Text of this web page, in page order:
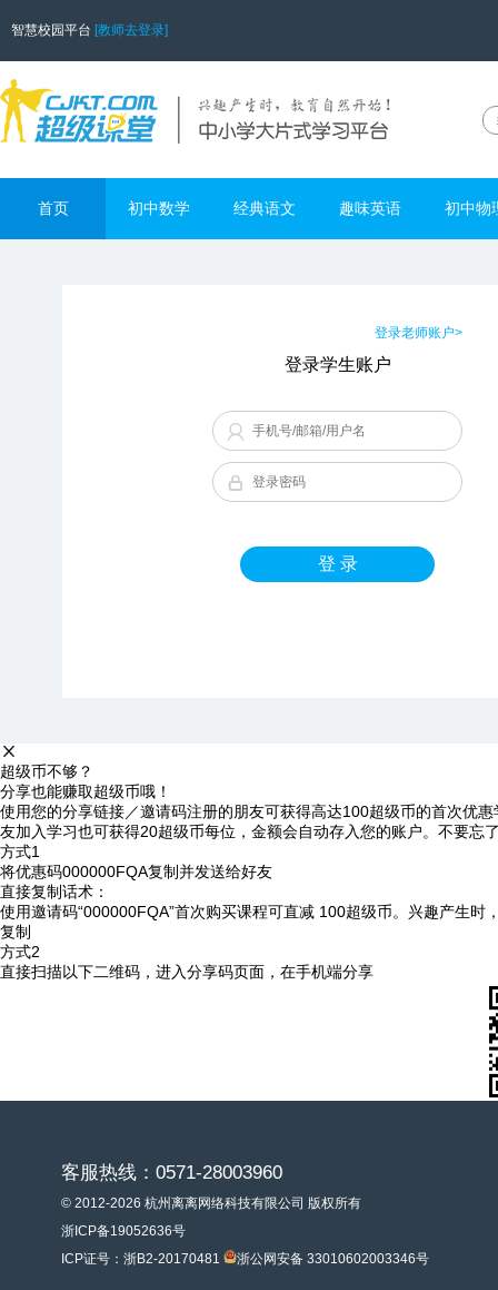
智慧校园平台 [教师去登录]
首页 初中数学 经典语文 趣味英语 初中物
登录老师账户>
登录学生账户
登 录
超级币不够？
分享也能赚取超级币哦！
使用您的分享链接／邀请码注册的朋友可获得高达100超级币的首次优
友加入学习也可获得20超级币每位，金额会自动存入您的账户。不要忘
方式1
将优惠码000000FQA复制并发送给好友
直接复制话术：
使用邀请码“000000FQA”首次购买课程可直减 100超级币。兴趣产生时
复制
方式2
直接扫描以下二维码，进入分享码页面，在手机端分享
客服热线：0571-28003960
© 2012-2026 杭州离离网络科技有限公司 版权所有
浙ICP备19052636号
ICP证号：浙B2-20170481
浙公网安备 33010602003346号